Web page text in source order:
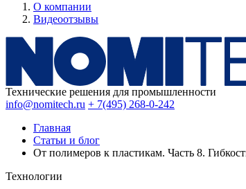
О компании
Видеоотзывы
Технические решения для промышленности
info@nomitech.ru + 7(495) 268-0-242
Главная
Статьи и блог
От полимеров к пластикам. Часть 8.
Технологии